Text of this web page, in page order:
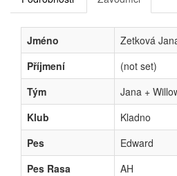
Jméno
Zetková
Příjmení
(not set)
Tým
Jana +
Klub
Kladno
Pes
Edward
Pes Rasa
AH